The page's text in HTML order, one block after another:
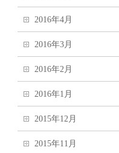
2016年4月
2016年3月
2016年2月
2016年1月
2015年12月
2015年11月